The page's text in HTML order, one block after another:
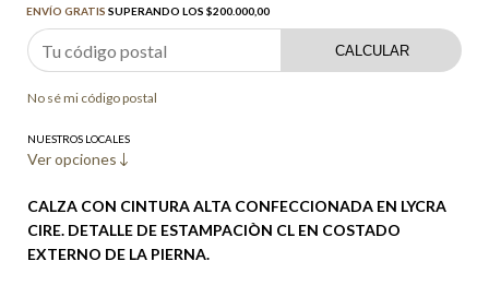
ENVÍO GRATIS SUPERANDO LOS $200.000,00
CALCULAR
No sé mi código postal
NUESTROS LOCALES
Ver opciones
CALZA CON CINTURA ALTA CONFECCIONADA EN LYCRA
CIRE. DETALLE DE ESTAMPACIÒN CL EN COSTADO
EXTERNO DE LA PIERNA.